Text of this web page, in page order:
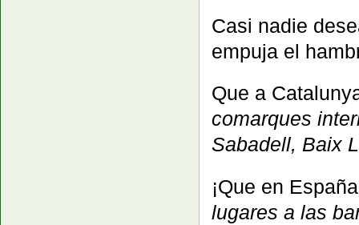
Casi nadie
empuja el
Que a
comarques
Sabadell, Baix
¡Que en
lugares a las